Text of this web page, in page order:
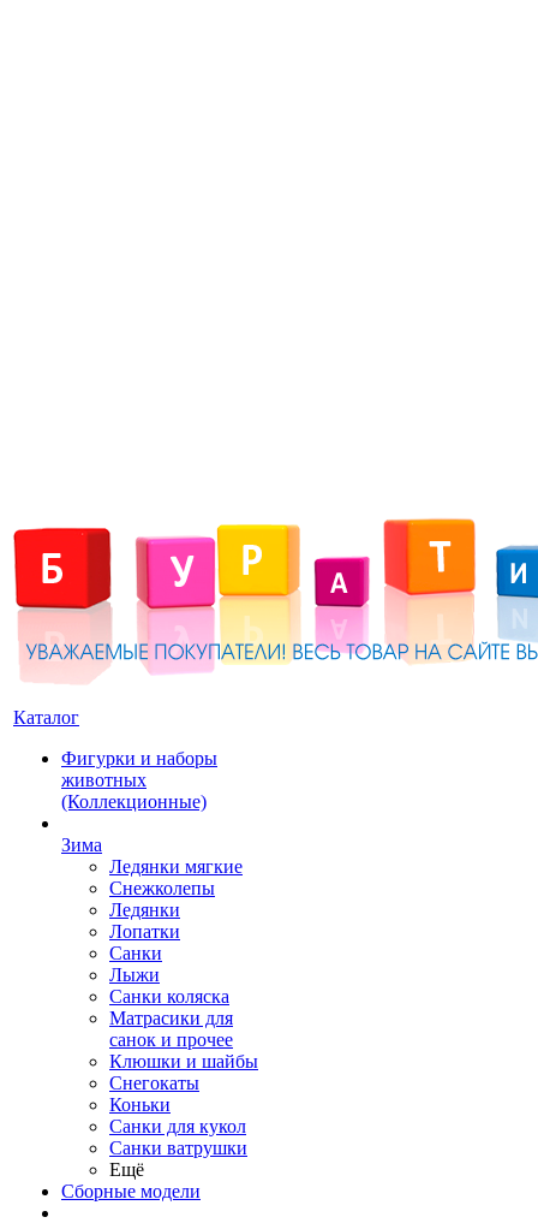
Каталог
Фигурки и наборы
животных
(Коллекционные)
Зима
Ледянки мягкие
Снежколепы
Ледянки
Лопатки
Санки
Лыжи
Санки коляска
Матрасики для
санок и прочее
Клюшки и шайбы
Снегокаты
Коньки
Санки для кукол
Санки ватрушки
Ещё
Сборные модели